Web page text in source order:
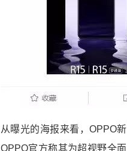
从曝光的海报来看，OPPO
OPPO官方称其为超视野全